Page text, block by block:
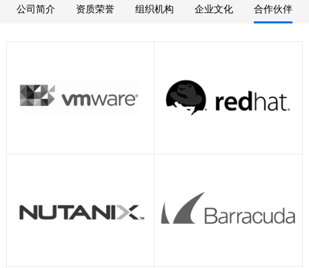
公司简介 资质荣誉 组织机构 企业文化 合作伙伴